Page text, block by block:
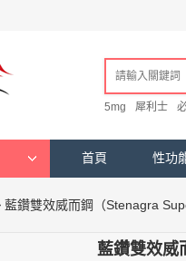
5mg 犀利士
首頁 性功
藍鑽雙效威而鋼（Stenagra
藍鑽雙效威